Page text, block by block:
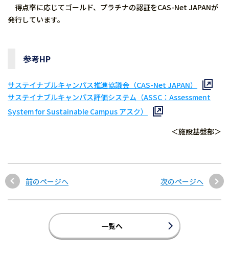
得点率に応じてゴールド、プラチナの認証をCAS-Net JAPANが
発行しています。
参考HP
サステイナブルキャンパス推進協議会（CAS-Net JAPAN）
サステイナブルキャンパス評価システム（ASSC：Assessment
System for Sustainable Campus アスク）
＜施設基盤部＞
前のページへ 次のページへ
一覧へ